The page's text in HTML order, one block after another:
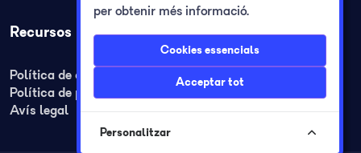
Recursos
Política de cookies
Política de privacitat
Avís legal
per obtenir més informació.
Cookies essencials
Acceptar tot
Personalitzar